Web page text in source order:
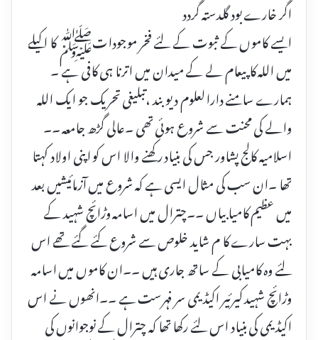
اگر خارے بود گلدستہ گردد
ایسے کاموں کے ثبوت کے لئے فخر موجوداتﷺ کا اکیلے
میں اللہ کا پیعام لے کے میدان میں اترنا ہی کافی ہے ۔
ہمارے سامنے دارالعلوم دیو بند ،تبلیغی تحریک جو ایک اللہ
والے کی محنت سے شروع ہوئی تھی ۔عالی گڑھ جامعہ ۔۔
اسلامیہ کالج پشاور جس کی بنیاد رکھنے والا اس کو اپنی اولاد کہتا
تھا ۔ان سب کی مثال ایسی ہے کہ شروع میں آزمائیشیں بعد
میں عظیم کامیابیاں ۔۔چترال میں اسامہ وڑائچ شہید کے
بہت سارے کا م شاید خلوص سے شروع کئے گئے تھے اس
لئے وہ کامیابی کے ساتھ جاری ہیں ۔۔ان کاموں میں اسامہ
وڑائچ شہید کیرئیر اکیڈیمی سر فہرست ہے ۔۔انھوں نے اس
اکیڈیمی کی بنیاد اس لئے رکھا تھا کہ چترال کے نوجوانوں کی